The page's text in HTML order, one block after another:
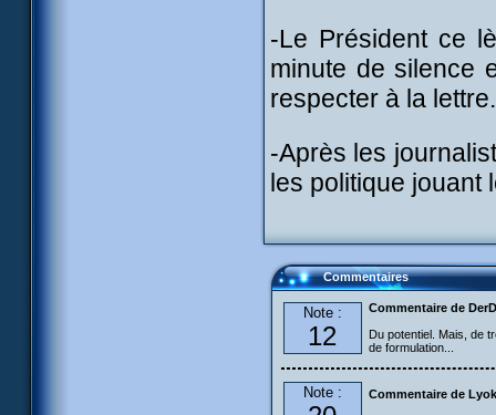
-Le Président ce
minute de silence
respecter à la
-Après les
les politique jouant
Commentaires
Note :
12
Commentaire de
Du potentiel. Mais, de
de formulation...
Note :
Commentaire de